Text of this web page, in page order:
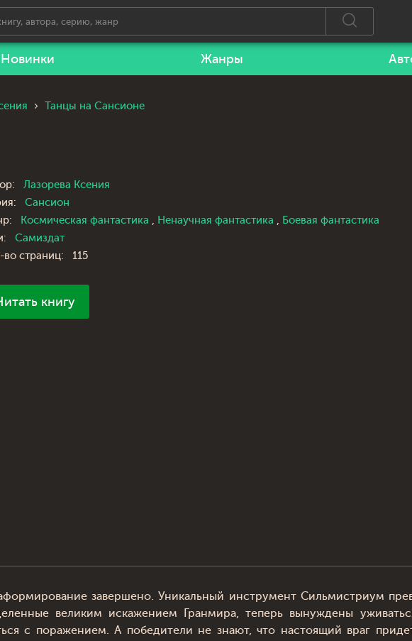
Новинки Жанры
Танцы на Сансионе
Лазорева Ксения
Сансион
Космическая фантастика , Ненаучная фантастика , Боевая фантастика
Самиздат
во страниц:
115
книгу
завершено. Уникальный инструмент Сильмистриум
великим искажением Гранмира, теперь вынуждены
с поражением. А победители не знают, что настоящий враг